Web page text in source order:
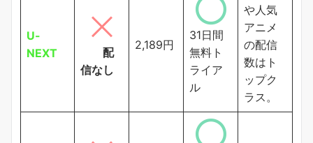
U-
NEXT
配
信なし
2,189円
31日間
無料ト
ライア
ル
や人気
アニメ
の配信
数はト
ップク
ラス。